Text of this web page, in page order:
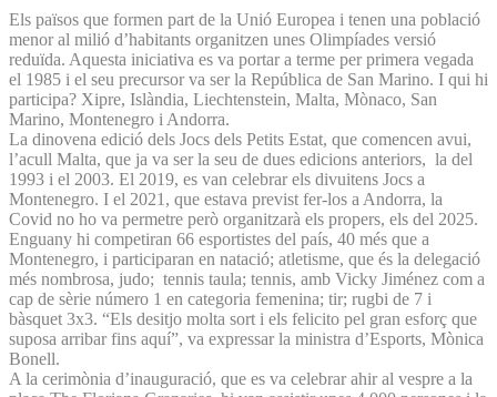
Els països que formen part de la Unió Europea i tenen una població
menor al milió d’habitants organitzen unes Olimpíades versió
reduïda. Aquesta iniciativa es va portar a terme per primera vegada
el 1985 i el seu precursor va ser la República de San Marino. I qui hi
participa? Xipre, Islàndia, Liechtenstein, Malta, Mònaco, San
Marino, Montenegro i Andorra.
La dinovena edició dels Jocs dels Petits Estat, que comencen avui,
l’acull Malta, que ja va ser la seu de dues edicions anteriors, la del
1993 i el 2003. El 2019, es van celebrar els divuitens Jocs a
Montenegro. I el 2021, que estava previst fer-los a Andorra, la
Covid no ho va permetre però organitzarà els propers, els del 2025.
Enguany hi competiran 66 esportistes del país, 40 més que a
Montenegro, i participaran en natació; atletisme, que és la delegació
més nombrosa, judo; tennis taula; tennis, amb Vicky Jiménez com a
cap de sèrie número 1 en categoria femenina; tir; rugbi de 7 i
bàsquet 3x3. “Els desitjo molta sort i els felicito pel gran esforç que
suposa arribar fins aquí”, va expressar la ministra d’Esports, Mònica
Bonell.
A la cerimònia d’inauguració, que es va celebrar ahir al vespre a la